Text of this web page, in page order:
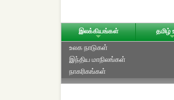
இலக்கியங்கள் தமிழ்
உலக நாடுகள்
இந்திய மாநிலங்கள்
நாகரிகங்கள்